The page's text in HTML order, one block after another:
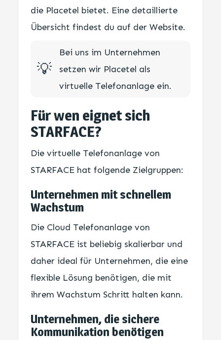
die Placetel bietet. Eine detaillierte
Übersicht findest du auf der Website.
💡​
Bei uns im Unternehmen
setzen wir Placetel als
virtuelle Telefonanlage ein.
Für wen eignet sich
STARFACE?
Die virtuelle Telefonanlage von
STARFACE hat folgende Zielgruppen:
Unternehmen mit schnellem
Wachstum
Die Cloud Telefonanlage von
STARFACE ist beliebig skalierbar und
daher ideal für Unternehmen, die eine
flexible Lösung benötigen, die mit
ihrem Wachstum Schritt halten kann.
Unternehmen, die sichere
Kommunikation benötigen